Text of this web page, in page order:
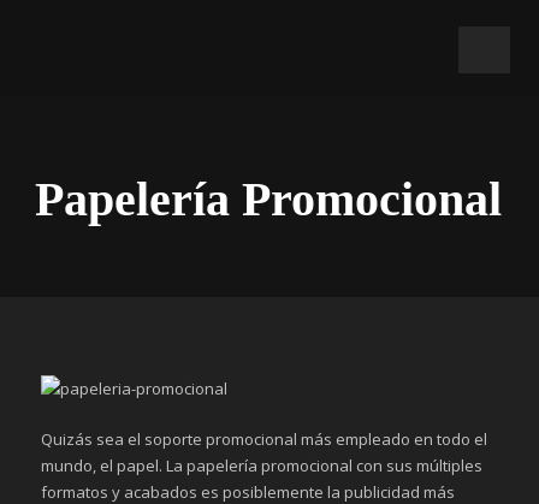
Papelería Promocional
Quizás sea el soporte promocional más empleado en todo el
mundo, el papel. La papelería promocional con sus múltiples
formatos y acabados es posiblemente la publicidad más